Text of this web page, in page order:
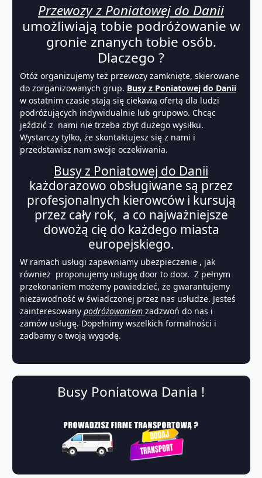
Przewozy z Poniatowej do Danii
umożliwiają tobie podróżowanie w
gronie znanych tobie osób.
Dlaczego ?
Otóż organizujemy też przewozy zamknięte, skierowane
do zorganizowanych grup. Busy z Poniatowej do Danii
w ostatnim czasie stają się ciekawą ofertą dla ludzi
podróżujących indywidualnie lub grupowo. Chcąc
jeździć z nami nie trzeba zbyt dużego wysiłku.
Wystarczy tylko, że skontaktujesz się z nami i
przedstawisz nam swoje oczekiwania.
Busy z Poniatowej do Danii
każdorazowo obsługiwane są przez
profesjonalnych kierowców i kursują
przez cały rok, a co najważniejsze
dowożą cię do każdego miasta
europejskiego.
W ramach usługi zapewniamy ubezpieczenie , jak
również proponujemy usługę door to door. Z pełnym
przekonaniem możemy powiedzieć, że gwarantujemy
niezawodność w świadczonej przez nas usłudze. Jesteś
zainteresowany podróżowaniem zadzwoń do nas i
zamów usługę. Dopełnimy wszelkich formalności i
zadbamy o twoją wygodę.
Busy Poniatowa Dania !